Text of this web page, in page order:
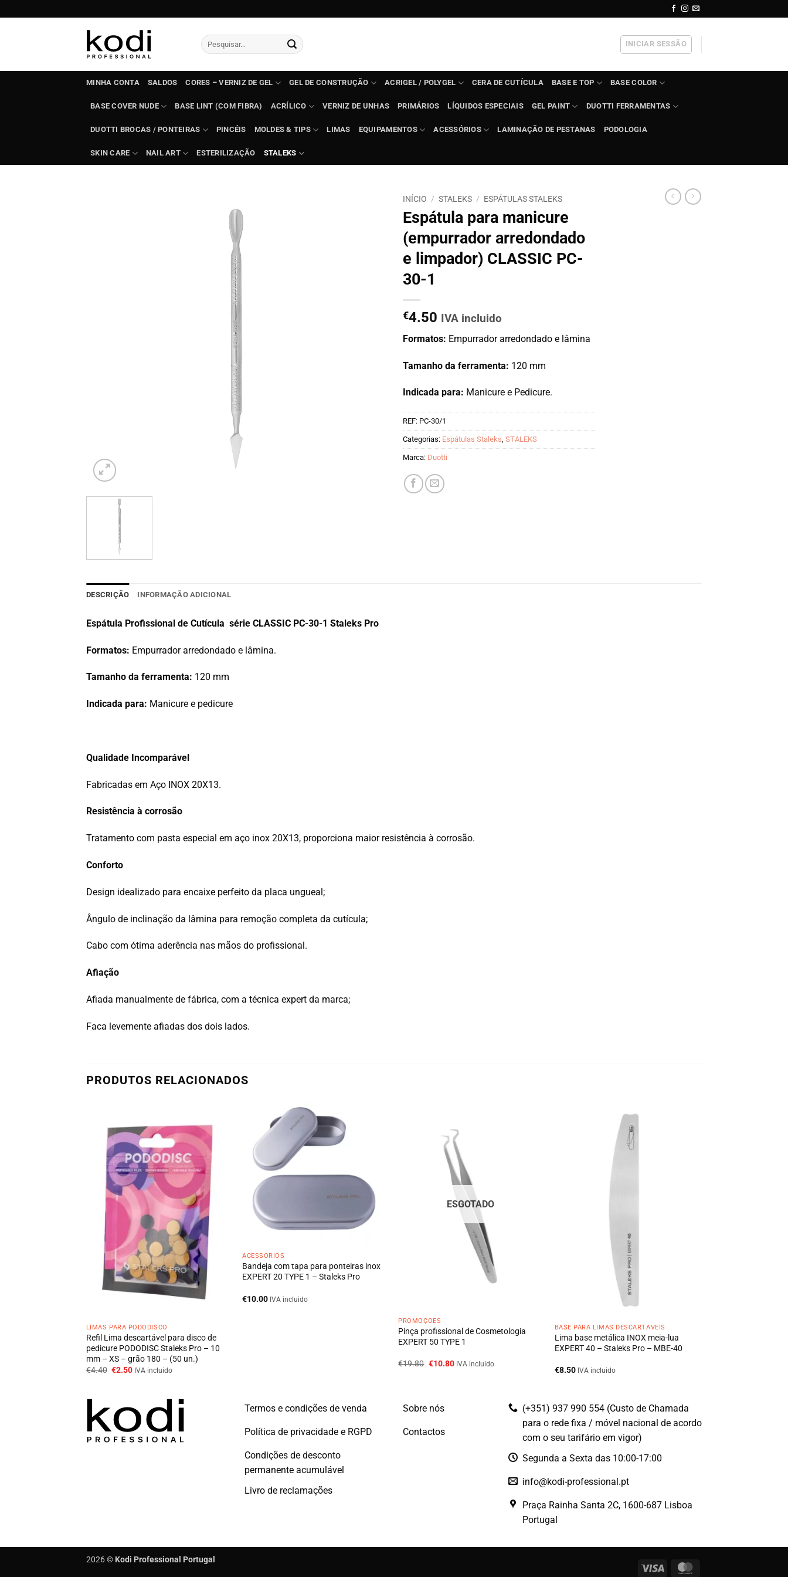
to
Pesquisar
por:
INICIAR SESSÃO
MINHA CONTA SALDOS CORES – VERNIZ DE GEL GEL DE CONSTRUÇÃO ACRIGEL / POLYGEL CERA DE CUTÍCULA BASE E TOP BASE COLOR
BASE COVER NUDE BASE LINT (COM FIBRA) ACRÍLICO VERNIZ DE UNHAS PRIMÁRIOS LÍQUIDOS ESPECIAIS GEL PAINT DUOTTI FERRAMENTAS
DUOTTI BROCAS / PONTEIRAS PINCÉIS MOLDES & TIPS LIMAS EQUIPAMENTOS ACESSÓRIOS LAMINAÇÃO DE PESTANAS PODOLOGIA
SKIN CARE NAIL ART ESTERILIZAÇÃO STALEKS
INÍCIO / STALEKS / ESPÁTULAS STALEKS
Espátula para manicure
(empurrador arredondado
e limpador) CLASSIC PC-
30-1
€4.50 IVA incluido
Formatos: Empurrador arredondado e lâmina
Tamanho da ferramenta: 120 mm
Indicada para: Manicure e Pedicure.
REF: PC-30/1
Categorias: Espátulas Staleks, STALEKS
Marca: Duotti
DESCRIÇÃO INFORMAÇÃO ADICIONAL
Espátula Profissional de Cutícula série CLASSIC PC-30-1 Staleks Pro
Formatos: Empurrador arredondado e lâmina.
Tamanho da ferramenta: 120 mm
Indicada para: Manicure e pedicure
Qualidade Incomparável
Fabricadas em Aço INOX 20Х13.
Resistência à corrosão
Tratamento com pasta especial em aço inox 20Х13, proporciona maior resistência à corrosão.
Conforto
Design idealizado para encaixe perfeito da placa ungueal;
Ângulo de inclinação da lâmina para remoção completa da cutícula;
Cabo com ótima aderência nas mãos do profissional.
Afiação
Afiada manualmente de fábrica, com a técnica expert da marca;
Faca levemente afiadas dos dois lados.
PRODUTOS RELACIONADOS
LIMAS PARA PODODISCO
Refil Lima descartável para disco de
pedicure PODODISC Staleks Pro – 10
mm – XS – grão 180 – (50 un.)
€4.40 O
€2.50OIVA incluido
ACESSÓRIOS
Bandeja com tapa para ponteiras inox
EXPERT 20 TYPE 1 – Staleks Pro
€10.00 IVA incluido
ESGOTADO
PROMOÇÕES
Pinça profissional de Cosmetologia
EXPERT 50 TYPE 1
€19.80 O
€10.80OIVA incluido
BASE PARA LIMAS DESCARTÁVEIS
Lima base metálica INOX meia-lua
EXPERT 40 – Staleks Pro – MBE-40
€8.50 IVA incluido
Termos e condições de venda
Política de privacidade e RGPD
Condições de desconto
permanente acumulável
Livro de reclamações
Sobre nós
Contactos
(+351) 937 990 554 (Custo de Chamada
para o rede fixa / móvel nacional de acordo
com o seu tarifário em vigor)
Segunda a Sexta das 10:00-17:00
info@kodi-professional.pt
Praça Rainha Santa 2C, 1600-687 Lisboa
Portugal
Visa
2026 © Kodi Professional Portugal